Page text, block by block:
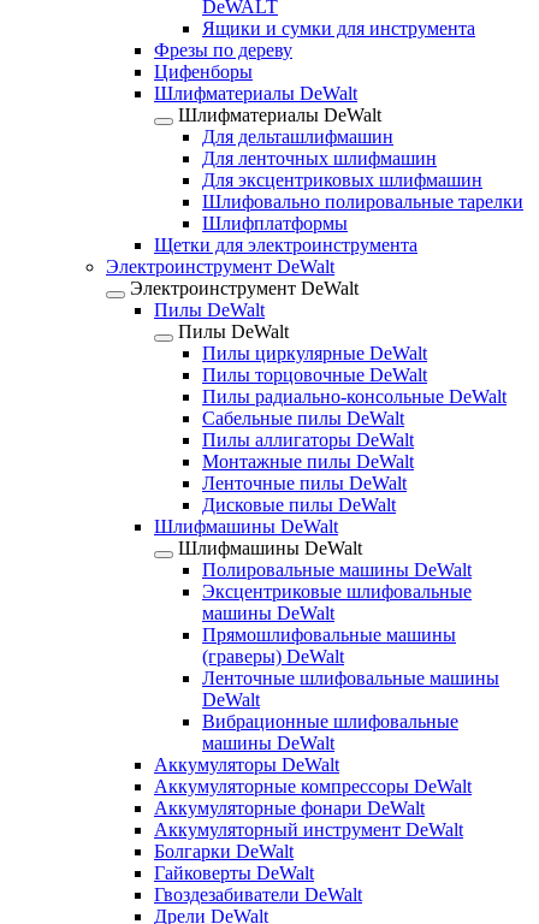
DeWALT
Ящики и сумки для инструмента
Фрезы по дереву
Цифенборы
Шлифматериалы DeWalt
Шлифматериалы DeWalt
Для дельташлифмашин
Для ленточных шлифмашин
Для эксцентриковых шлифмашин
Шлифовально полировальные тарелки
Шлифплатформы
Щетки для электроинструмента
Электроинструмент DeWalt
Электроинструмент DeWalt
Пилы DeWalt
Пилы DeWalt
Пилы циркулярные DeWalt
Пилы торцовочные DeWalt
Пилы радиально-консольные DeWalt
Сабельные пилы DeWalt
Пилы аллигаторы DeWalt
Монтажные пилы DeWalt
Ленточные пилы DeWalt
Дисковые пилы DeWalt
Шлифмашины DeWalt
Шлифмашины DeWalt
Полировальные машины DeWalt
Эксцентриковые шлифовальные
машины DeWalt
Прямошлифовальные машины
(граверы) DeWalt
Ленточные шлифовальные машины
DeWalt
Вибрационные шлифовальные
машины DeWalt
Аккумуляторы DeWalt
Аккумуляторные компрессоры DeWalt
Аккумуляторные фонари DeWalt
Аккумуляторный инструмент DeWalt
Болгарки DeWalt
Гайковерты DeWalt
Гвоздезабиватели DeWalt
Дрели DeWalt